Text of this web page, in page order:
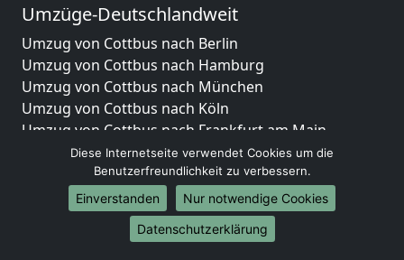
Umzüge-Deutschlandweit
Umzug von Cottbus nach Berlin
Umzug von Cottbus nach Hamburg
Umzug von Cottbus nach München
Umzug von Cottbus nach Köln
Umzug von Cottbus nach Frankfurt am Main
Umzug von Cottbus nach Stuttgart
Umzug von Cottbus nach Düsseldorf
Umzug von Cottbus nach Leipzig
Umzug von Cottbus nach Dortmund
Umzug von Cottbus nach Essen
Diese Internetseite verwendet Cookies um die
Benutzerfreundlichkeit zu verbessern.
Einverstanden
Nur notwendige Cookies
Datenschutzerklärung